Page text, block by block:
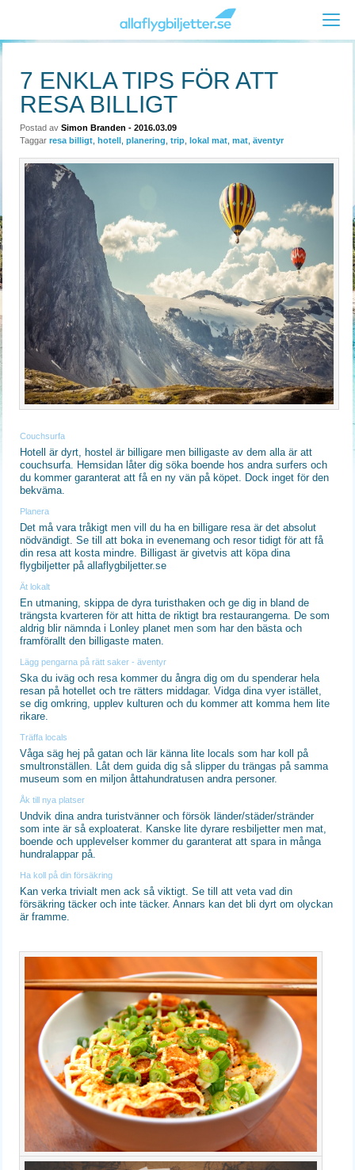
7 ENKLA TIPS FÖR ATT
RESA BILLIGT
Postad avSimon Branden - 2016.03.09
Taggar resa billigt ,hotell ,planering ,trip ,lokal mat ,mat ,äventyr
Couchsurfa
Hotell är dyrt, hostel är billigare men billigaste av dem alla är att
couchsurfa. Hemsidan låter dig söka boende hos andra surfers och
du kommer garanterat att få en ny vän på köpet. Dock inget för den
bekväma.
Planera
Det må vara tråkigt men vill du ha en billigare resa är det absolut
nödvändigt. Se till att boka in evenemang och resor tidigt för att få
din resa att kosta mindre. Billigast är givetvis att köpa dina
flygbiljetter på allaflygbiljetter.se
Ät lokalt
En utmaning, skippa de dyra turisthaken och ge dig in bland de
trängsta kvarteren för att hitta de riktigt bra restaurangerna. De som
aldrig blir nämnda i Lonley planet men som har den bästa och
framförallt den billigaste maten.
Lägg pengarna på rätt saker - äventyr
Ska du iväg och resa kommer du ångra dig om du spenderar hela
resan på hotellet och tre rätters middagar. Vidga dina vyer istället,
se dig omkring, upplev kulturen och du kommer att komma hem lite
rikare.
Träffa locals
Våga säg hej på gatan och lär känna lite locals som har koll på
smultronställen. Låt dem guida dig så slipper du trängas på samma
museum som en miljon åttahundratusen andra personer.
Åk till nya platser
Undvik dina andra turistvänner och försök länder/städer/stränder
som inte är så exploaterat. Kanske lite dyrare resbiljetter men mat,
boende och upplevelser kommer du garanterat att spara in många
hundralappar på.
Ha koll på din försäkring
Kan verka trivialt men ack så viktigt. Se till att veta vad din
försäkring täcker och inte täcker. Annars kan det bli dyrt om olyckan
är framme.